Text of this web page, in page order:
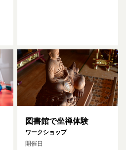
図書館で坐禅体験
ワークショップ
開催日